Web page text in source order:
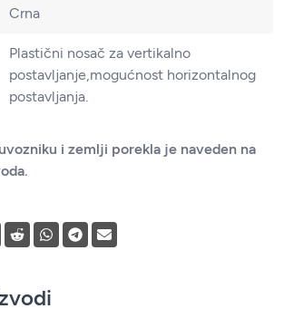
Crna
Plastični nosač za vertikalno
postavljanje,mogućnost horizontalnog
postavljanja.
i zemlji porekla je naveden na